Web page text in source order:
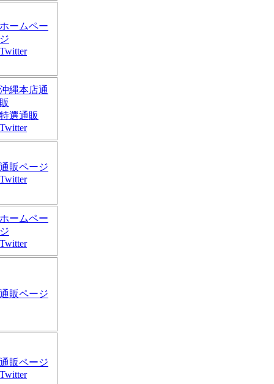
ホームペー
ジ
Twitter
沖縄本店通
販
特選通販
Twitter
通販ページ
Twitter
ホームペー
ジ
Twitter
通販ページ
通販ページ
Twitter